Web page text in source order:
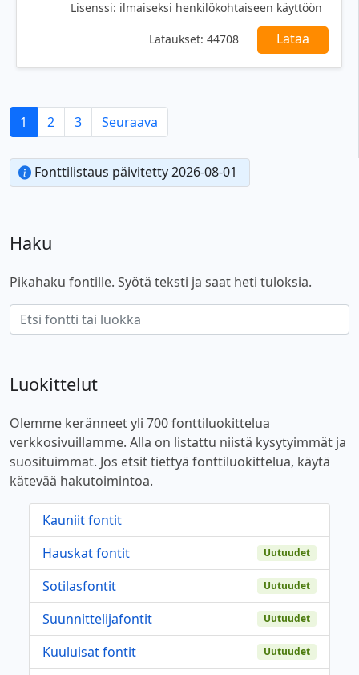
Lisenssi: ilmaiseksi henkilökohtaiseen käyttöön
Lataukset: 44708 Lataa
1 2 3 Seuraava
Fonttilistaus päivitetty 2026-08-01
Haku
Pikahaku fontille. Syötä teksti ja saat heti tuloksia.
Luokittelut
Olemme keränneet yli 700 fonttiluokittelua
verkkosivuillamme. Alla on listattu niistä kysytyimmät ja
suosituimmat. Jos etsit tiettyä fonttiluokittelua, käytä
kätevää hakutoimintoa.
Kauniit fontit
Hauskat fontit
Uutuudet
Sotilasfontit Uutuudet
Suunnittelijafontit Uutuudet
Kuuluisat fontit Uutuudet